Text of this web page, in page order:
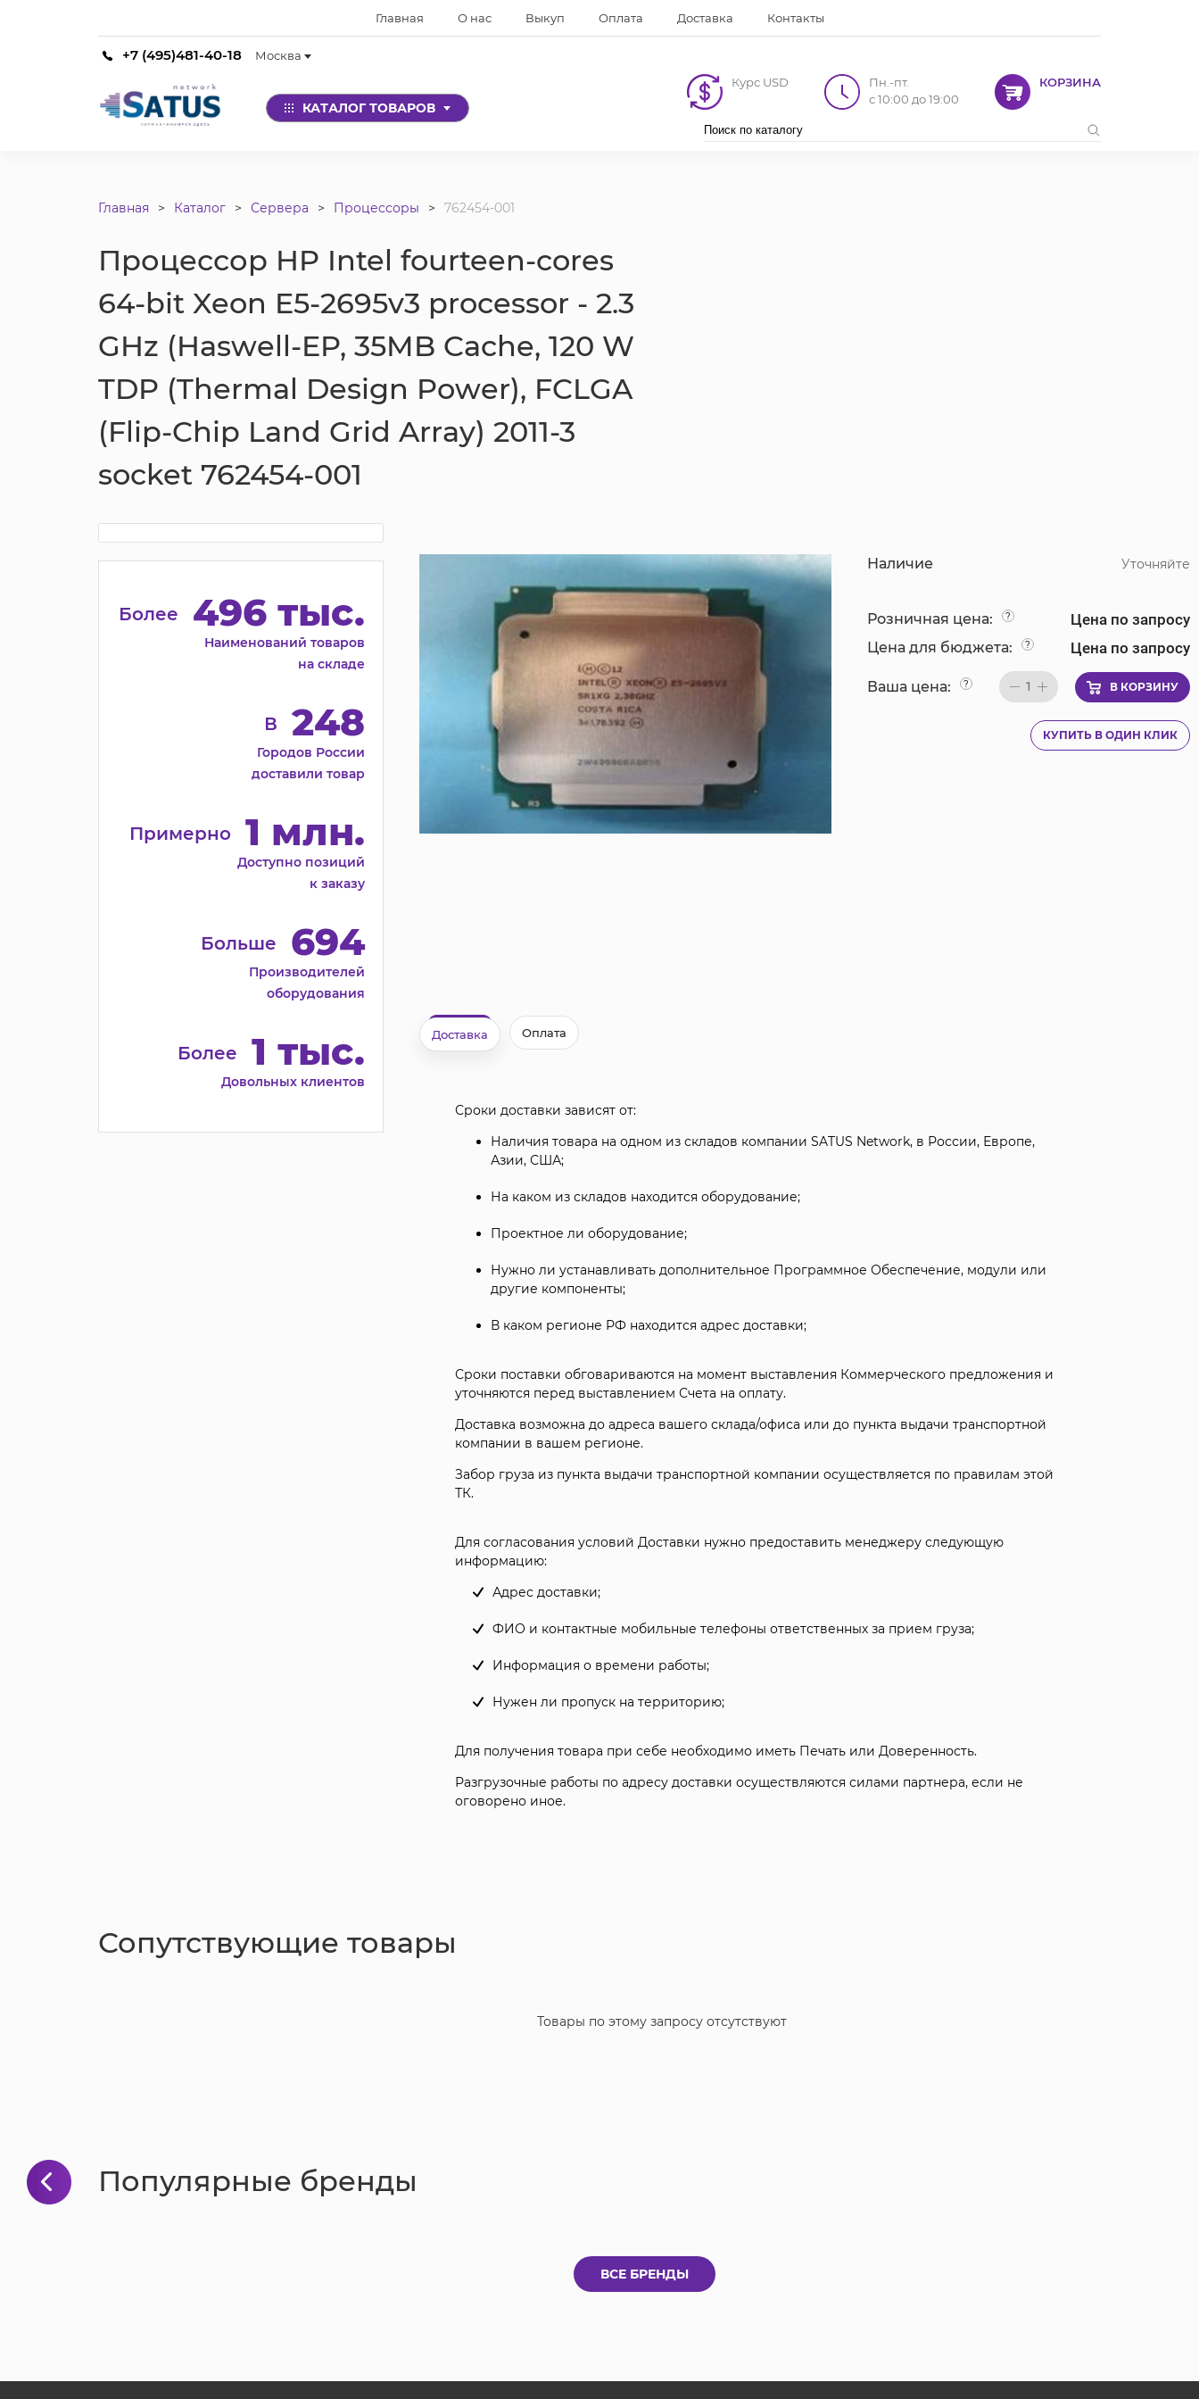
Главная О нас Выкуп Оплата Доставка Контакты
+7 (495)481-40-18 Москва
КАТАЛОГ ТОВАРОВ
Курс USD
Пн.-пт.
с 10:00 до 19:00
КОРЗИНА
Главная Каталог Сервера Процессоры 762454-001
Процессор HP Intel fourteen-cores
64-bit Xeon E5-2695v3 processor - 2.3
GHz (Haswell-EP, 35MB Cache, 120 W
TDP (Thermal Design Power), FCLGA
(Flip-Chip Land Grid Array) 2011-3
socket 762454-001
Более 496 тыс.
Наименований товаров
на складе
В 248
Городов России
доставили товар
Примерно 1 млн.
Доступно позиций
к заказу
Больше 694
Производителей
оборудования
Более 1 тыс.
Довольных клиентов
Наличие Уточняйте
Розничная цена: ? Цена по запросу
Цена для бюджета: ? Цена по запросу
Ваша цена: ? 1 В КОРЗИНУ
КУПИТЬ В ОДИН КЛИК
Доставка Оплата
Сроки доставки зависят от:
Наличия товара на одном из складов компании SATUS Network, в России, Европе,
Азии, США;
На каком из складов находится оборудование;
Проектное ли оборудование;
Нужно ли устанавливать дополнительное Программное Обеспечение, модули или
другие компоненты;
В каком регионе РФ находится адрес доставки;
Сроки поставки обговариваются на момент выставления Коммерческого предложения и
уточняются перед выставлением Счета на оплату.
Доставка возможна до адреса вашего склада/офиса или до пункта выдачи транспортной
компании в вашем регионе.
Забор груза из пункта выдачи транспортной компании осуществляется по правилам этой
ТК.
Для согласования условий Доставки нужно предоставить менеджеру следующую
информацию:
Адрес доставки;
ФИО и контактные мобильные телефоны ответственных за прием груза;
Информация о времени работы;
Нужен ли пропуск на территорию;
Для получения товара при себе необходимо иметь Печать или Доверенность.
Разгрузочные работы по адресу доставки осуществляются силами партнера, если не
оговорено иное.
Сопутствующие товары
Товары по этому запросу отсутствуют
Популярные бренды
ВСЕ БРЕНДЫ